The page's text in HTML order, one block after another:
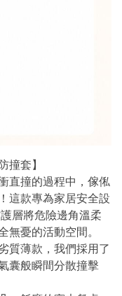
撞套】
直撞的過程中，傢俬
這款專為家居安全設
層將危險邊角溫柔
憂的活動空間。
質薄款，我們採用了
囊般瞬間分散撞擊